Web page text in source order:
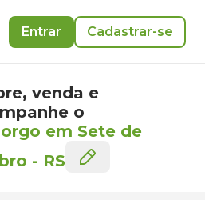
Entrar Cadastrar-se
venda e
o
em Sete de
- RS